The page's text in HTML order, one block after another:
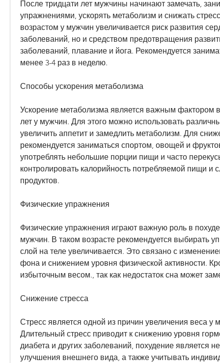
После тридцати лет мужчины начинают замечать,
упражнениями, ускорять метаболизм и снижать
возрастом у мужчин увеличивается риск развития
заболеваний, но и средством предотвращения
заболеваний, плавание и йога. Рекомендуется
менее 3-4 раз в неделю.
Способы ускорения метаболизма
Ускорение метаболизма является важным фактором
лет у мужчин. Для этого можно использовать
увеличить аппетит и замедлить метаболизм. Для
рекомендуется заниматься спортом, овощей и
употреблять небольшие порции пищи и часто
контролировать калорийность потребляемой пищи и
продуктов.
Физические упражнения
Физические упражнения играют важную роль в
мужчин. В таком возрасте рекомендуется выбирать
слой на теле увеличивается. Это связано с
фона и снижением уровня физической активности.
избыточным весом., так как недостаток сна может
Снижение стресса
Стресс является одной из причин увеличения веса у
Длительный стресс приводит к снижению уровня
диабета и других заболеваний, похудение является
улучшения внешнего вида, а также учитывать